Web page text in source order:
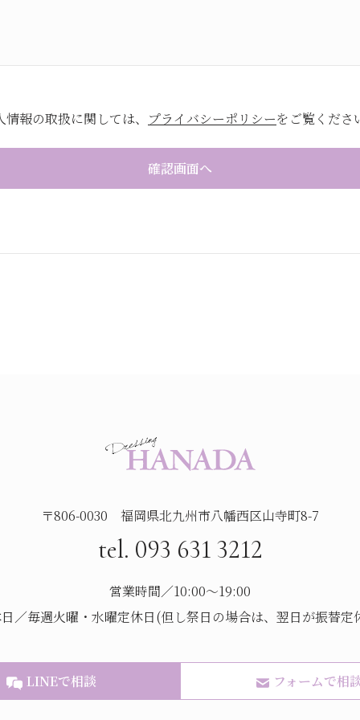
情報の取扱に関しては、 プライバシーポリシーをご覧くださ
〒806-0030 福岡県北九州市八幡西区山寺町8-7
tel. 093 631 3212
営業時間／10:00～19:00
／毎週火曜・水曜定休日(但し祭日の場合は、翌日が振替定
LINEで相談 フォームで相